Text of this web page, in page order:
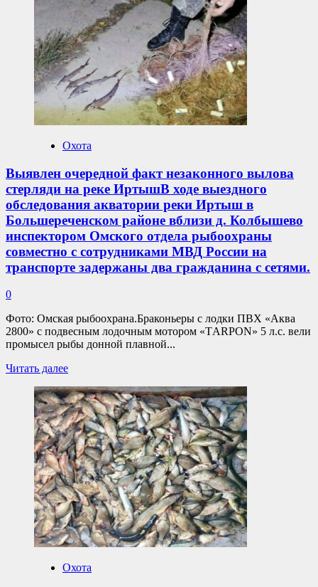
Охота
Выявлен очередной факт незаконного вылова
стерляди на реке ИртышВ ходе выездного
обследования акватории реки Иртыш в
Большереченском районе вблизи д. Колбышево
инспектором Омского отдела рыбоохраны
совместно с сотрудниками МВД России на
транспорте задержаны два гражданина с сетями.
0
Фото: Омская рыбоохрана.Браконьеры с лодки ПВХ «Аква
2800» с подвесным лодочным мотором «ТARPON» 5 л.с. вели
промысел рыбы донной плавной...
Читать далееПрочитать
о
Выявлен
очередной
факт
незаконного
вылова
стерляди
на
реке
ИртышВ
ходе
выездного
обследования
реки
Охота